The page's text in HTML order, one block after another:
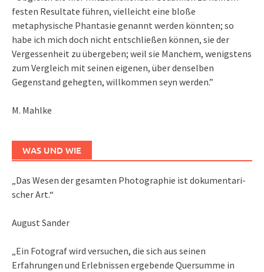
festen Resultate führen, vielleicht eine bloße
metaphysische Phantasie genannt werden könnten; so
habe ich mich doch nicht entschließen können, sie der
Vergessenheit zu übergeben; weil sie Manchem, wenigstens
zum Vergleich mit seinen eigenen, über denselben
Gegenstand gehegten, willkommen seyn werden.”
M. Mahlke
WAS UND WIE
„Das We­sen der ge­sam­ten Pho­to­gra­phie ist do­ku­men­ta­ri­
scher Art.“
August Sander
„Ein Fotograf wird versuchen, die sich aus seinen
Erfahrungen und Erlebnissen ergebende Quersumme in